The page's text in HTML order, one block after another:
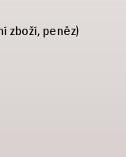
zboží, peněz)